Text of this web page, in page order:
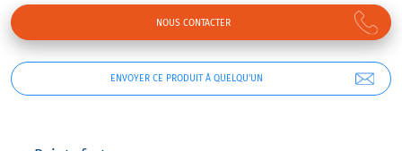
ENVOYER CE PRODUIT À QUELQU'UN
NOUS CONTACTER